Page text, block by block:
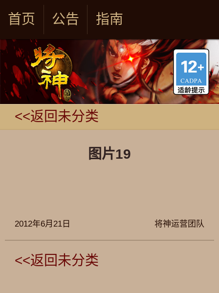
首页 公告 指南
<<返回未分类
图片19
将神运营团队
2012年6月21日
<<返回未分类